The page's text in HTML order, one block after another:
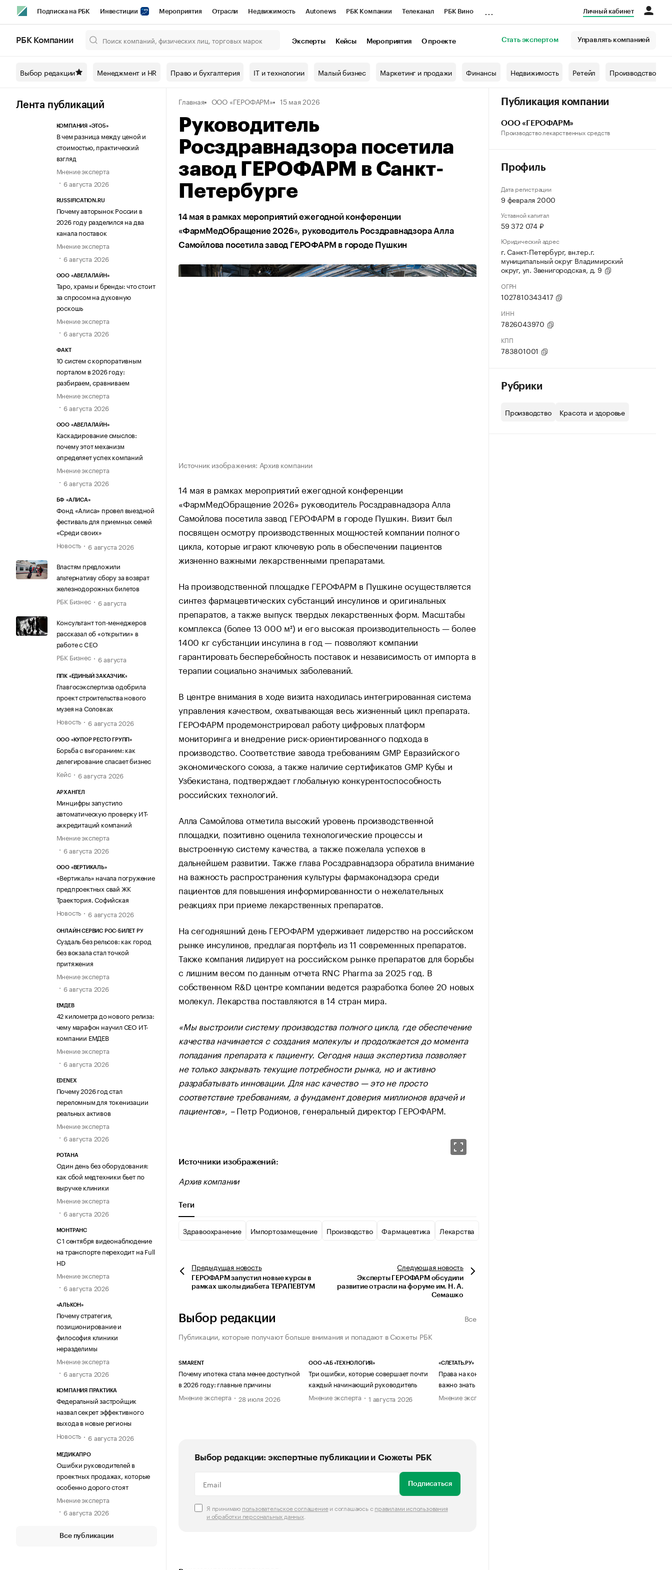
Подписка на РБК Инвестиции Мероприятия Отрасли Недвижимость Autonews РБК Компании Телеканал РБК Вино
Спецпроекты СПб Конференции СПб Спецпроекты Проверка контрагентов
Технологии и медиа Рынок наличной валюты
Личный кабинет
РБК Компании Эксперты Кейсы Мероприятия О проекте Стать экспертом Управлять компанией
Выбор редакции Менеджмент и HR Право и бухгалтерия IT и технологии Малый бизнес Маркетинг и продажи Финансы Недвижимость Ретейл Производство
Лента публикаций
КОМПАНИЯ «ЭТО5»
В чем разница между ценой и
стоимостью, практический
взгляд
Мнение эксперта
6 августа 2026
RUSSIFICATION.RU
Почему авторынок России в
2026 году разделился на два
канала поставок
Мнение эксперта
6 августа 2026
ООО «АВЕЛАЛАЙН»
Таро, храмы и бренды: что стоит
за спросом на духовную
роскошь
Мнение эксперта
6 августа 2026
ФАКТ
10 систем с корпоративным
порталом в 2026 году:
разбираем, сравниваем
Мнение эксперта
6 августа 2026
ООО «АВЕЛАЛАЙН»
Каскадирование смыслов:
почему этот механизм
определяет успех компаний
Мнение эксперта
6 августа 2026
БФ «АЛИСА»
Фонд «Алиса» провел выездной
фестиваль для приемных семей
«Среди своих»
Новость
6 августа 2026
Властям предложили
альтернативу сбору за возврат
железнодорожных билетов
РБК Бизнес
6 августа
Консультант топ-менеджеров
рассказал об «открытии» в
работе с CEO
РБК Бизнес
6 августа
ППК «ЕДИНЫЙ ЗАКАЗЧИК»
Главгосэкспертиза одобрила
проект строительства нового
музея на Соловках
Новость
6 августа 2026
ООО «КУПОР РЕСТО ГРУПП»
Борьба с выгоранием: как
делегирование спасает бизнес
Кейс
6 августа 2026
АРХАНГЕЛ
Минцифры запустило
автоматическую проверку ИТ-
аккредитаций компаний
Мнение эксперта
6 августа 2026
ООО «ВЕРТИКАЛЬ»
«Вертикаль» начала погружение
предпроектных свай ЖК
Траектория. Софийская
Новость
6 августа 2026
ОНЛАЙН СЕРВИС РОС-БИЛЕТ РУ
Суздаль без рельсов: как город
без вокзала стал точкой
притяжения
Мнение эксперта
6 августа 2026
ЕМДЕВ
42 километра до нового релиза:
чему марафон научил СЕО ИТ-
компании ЕМДЕВ
Мнение эксперта
6 августа 2026
EDENEX
Почему 2026 год стал
переломным для токенизации
реальных активов
Мнение эксперта
6 августа 2026
РОТАНА
Один день без оборудования:
как сбой медтехники бьет по
выручке клиники
Мнение эксперта
6 августа 2026
МОНТРАНС
С 1 сентября видеонаблюдение
на транспорте переходит на Full
HD
Мнение эксперта
6 августа 2026
«АЛЬКОН»
Почему стратегия,
позиционирование и
философия клиники
неразделимы
Мнение эксперта
6 августа 2026
КОМПАНИЯ ПРАКТИКА
Федеральный застройщик
назвал секрет эффективного
выхода в новые регионы
Новость
6 августа 2026
МЕДИКАПРО
Ошибки руководителей в
проектных продажах, которые
особенно дорого стоят
Мнение эксперта
6 августа 2026
Все публикации
Главная ООО «ГЕРОФАРМ» 15 мая 2026
Руководитель
Росздравнадзора посетила
завод ГЕРОФАРМ в Санкт-
Петербурге
14 мая в рамках мероприятий ежегодной конференции
«ФармМедОбращение 2026», руководитель Росздравнадзора Алла
Самойлова посетила завод ГЕРОФАРМ в городе Пушкин
Источник изображения: Архив компании
14 мая в рамках мероприятий ежегодной конференции
«ФармМедОбращение 2026» руководитель Росздравнадзора Алла
Самойлова посетила завод ГЕРОФАРМ в городе Пушкин. Визит был
посвящен осмотру производственных мощностей компании полного
цикла, которые играют ключевую роль в обеспечении пациентов
жизненно важными лекарственными препаратами.
На производственной площадке ГЕРОФАРМ в Пушкине осуществляется
синтез фармацевтических субстанций инсулинов и оригинальных
препаратов, а также выпуск твердых лекарственных форм. Масштабы
комплекса (более 13 000 м²) и его высокая производительность — более
1400 кг субстанции инсулина в год — позволяют компании
гарантировать бесперебойность поставок и независимость от импорта в
терапии социально значимых заболеваний.
В центре внимания в ходе визита находилась интегрированная система
управления качеством, охватывающая весь жизненный цикл препарата.
ГЕРОФАРМ продемонстрировал работу цифровых платформ
мониторинга и внедрение риск-ориентированного подхода в
производство. Соответствие завода требованиям GMP Евразийского
экономического союза, а также наличие сертификатов GMP Кубы и
Узбекистана, подтверждает глобальную конкурентоспособность
российских технологий.
Алла Самойлова отметила высокий уровень производственной
площадки, позитивно оценила технологические процессы и
выстроенную систему качества, а также пожелала успехов в
дальнейшем развитии. Также глава Росздравнадзора обратила внимание
на важность распространения культуры фармаконадзора среди
пациентов для повышения информированности о нежелательных
реакциях при приеме лекарственных препаратов.
На сегодняшний день ГЕРОФАРМ удерживает лидерство на российском
рынке инсулинов, предлагая портфель из 11 современных препаратов.
Также компания лидирует на российском рынке препаратов для борьбы
с лишним весом по данным отчета RNC Pharma за 2025 год. В
собственном R&D центре компании ведется разработка более 20 новых
молекул. Лекарства поставляются в 14 стран мира.
«Мы выстроили систему производства полного цикла, где обеспечение
качества начинается с создания молекулы и продолжается до момента
попадания препарата к пациенту. Сегодня наша экспертиза позволяет
не только закрывать текущие потребности рынка, но и активно
разрабатывать инновации. Для нас качество — это не просто
соответствие требованиям, а фундамент доверия миллионов врачей и
пациентов», –Петр Родионов, генеральный директор ГЕРОФАРМ.
Источники изображений:
Архив компании
Теги
Здравоохранение Импортозамещение Производство Фармацевтика Лекарства
Предыдущая новость
ГЕРОФАРМ запустил новые курсы в
рамках школы диабета ТЕРАПЕВТУМ
Следующаяновость
Эксперты ГЕРОФАРМ обсудили
развитие отрасли на форуме им. Н. А.
Семашко
Выбор редакции
Все
Публикации, которые получают больше внимания и попадают в Сюжеты РБК
SMARENT
Почему ипотека стала менее доступной
в 2026 году: главные причины
Мнение эксперта
28 июля 2026
ООО «АБ «ТЕХНОЛОГИЯ»
Три ошибки, которые совершает почти
каждый начинающий руководитель
Мнение эксперта
1 августа 2026
«СЛЕТАТЬ.РУ»
Права на контент, созданный ИИ: что
важно знать бизнесу
Мнение эксперта
Выбор редакции: экспертные публикации и Сюжеты РБК
Подписаться
Я принимаю пользовательское соглашениеи соглашаюсь с правилами использования
и обработки персональных данных.
Публикация компании
ООО «ГЕРОФАРМ»
Производство лекарственных средств
Профиль
Дата регистрации
9 февраля 2000
Уставной капитал
59 372 074 ₽
Юридический адрес
г. Санкт-Петербург, вн.тер.г.
муниципальный округ Владимирский
округ, ул. Звенигородская, д. 9
ОГРН
1027810343417
ИНН
7826043970
КПП
783801001
Рубрики
Производство Красота и здоровье